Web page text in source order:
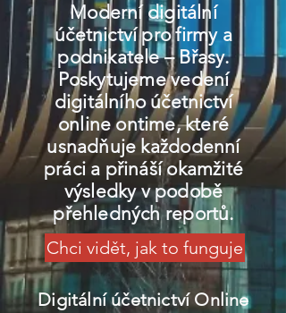
Moderní digitální
účetnictví pro firmy a
podnikatele – Břasy.
Poskytujeme vedení
digitálního účetnictví
online ontime, které
usnadňuje každodenní
práci a přináší okamžité
výsledky v podobě
přehledných reportů.
Chci vidět, jak to funguje
Digitální účetnictví Online